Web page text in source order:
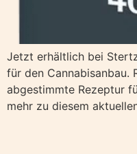
Jetzt erhältlich bei
für den Cannabisanbau.
abgestimmte Rezeptur
mehr zu diesem